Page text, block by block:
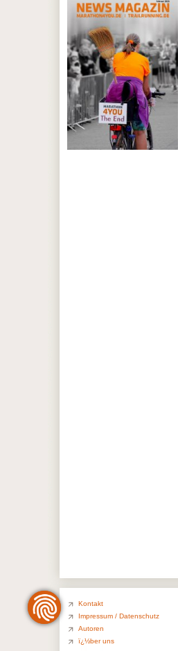
Kontakt
Impressum / Datenschutz
Autoren
ï¿½ber uns